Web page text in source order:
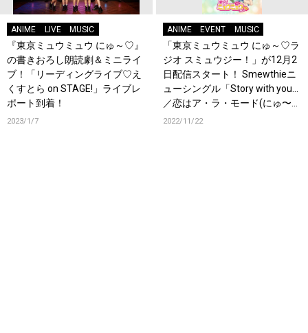
ANIME LIVE MUSIC
『東京ミュウミュウ にゅ～♡』
の書きおろし朗読劇＆ミニライ
ブ！「リーディングライブ♡え
くすとら on STAGE!」ライブレ
ポート到着！
2023/1/7
ANIME EVENT MUSIC
「東京ミュウミュウ にゅ～♡ラ
ジオ スミュウジー！」が12月2
日配信スタート！ Smewthieニ
ューシングル「Story with you…
／恋はア・ラ・モード(にゅ〜
♡ver.)」 リリースイベント＆キ
2022/11/22